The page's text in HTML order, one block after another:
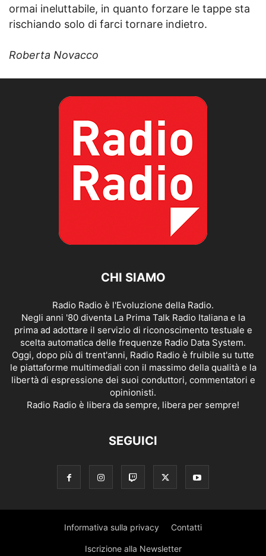
ormai ineluttabile, in quanto forzare le tappe sta
rischiando solo di farci tornare indietro.
Roberta Novacco
CHI SIAMO
Radio Radio è l'Evoluzione della Radio.
Negli anni '80 diventa La Prima Talk Radio Italiana e la
prima ad adottare il servizio di riconoscimento testuale e
scelta automatica delle frequenze Radio Data System.
Oggi, dopo più di trent'anni, Radio Radio è fruibile su tutte
le piattaforme multimediali con il massimo della qualità e la
libertà di espressione dei suoi conduttori, commentatori e
opinionisti.
Radio Radio è libera da sempre, libera per sempre!
SEGUICI
Informativa sulla privacy Contatti
Iscrizione alla Newsletter